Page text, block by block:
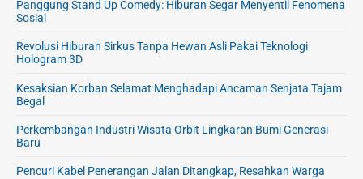
Panggung Stand Up Comedy: Hiburan Segar Menyentil Fenomena
Sosial
Revolusi Hiburan Sirkus Tanpa Hewan Asli Pakai Teknologi
Hologram 3D
Kesaksian Korban Selamat Menghadapi Ancaman Senjata Tajam
Begal
Perkembangan Industri Wisata Orbit Lingkaran Bumi Generasi
Baru
Pencuri Kabel Penerangan Jalan Ditangkap, Resahkan Warga